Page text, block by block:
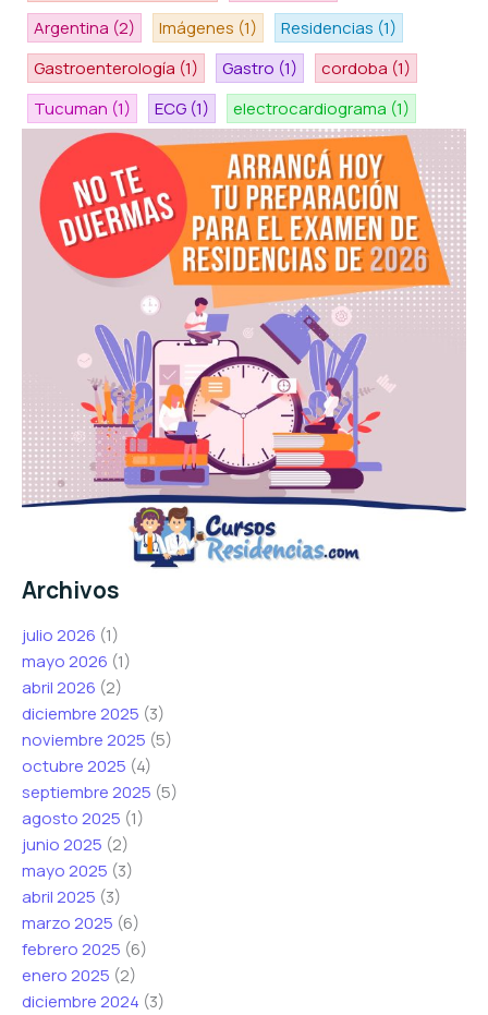
Argentina (2) Imágenes (1) Residencias (1)
Gastroenterología (1) Gastro (1) cordoba (1)
Tucuman (1) ECG (1) electrocardiograma (1)
Archivos
julio 2026 (1)
mayo 2026 (1)
abril 2026 (2)
diciembre 2025 (3)
noviembre 2025 (5)
octubre 2025 (4)
septiembre 2025 (5)
agosto 2025 (1)
junio 2025 (2)
mayo 2025 (3)
abril 2025 (3)
marzo 2025 (6)
febrero 2025 (6)
enero 2025 (2)
diciembre 2024 (3)